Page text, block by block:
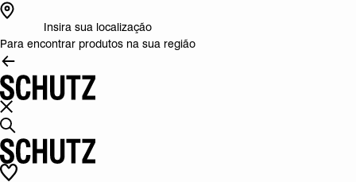
Insira sua localização
Para encontrar produtos na sua região